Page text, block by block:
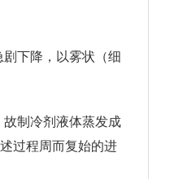
下降，以雾状（细
制冷剂液体蒸发成
过程周而复始的进